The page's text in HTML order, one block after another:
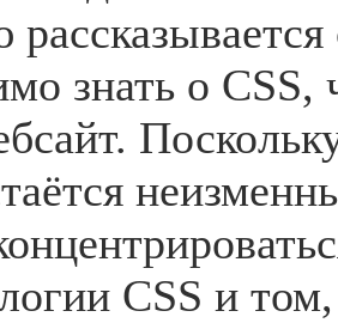
знать о CSS,
CSS и